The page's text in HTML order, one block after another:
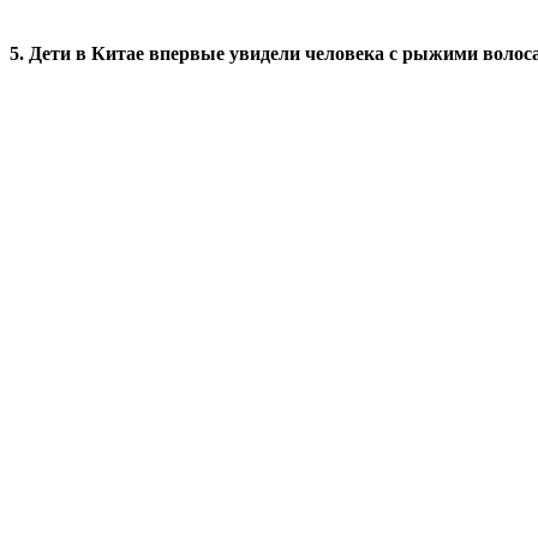
5. Дети в Китае впервые увидели человека с рыжими